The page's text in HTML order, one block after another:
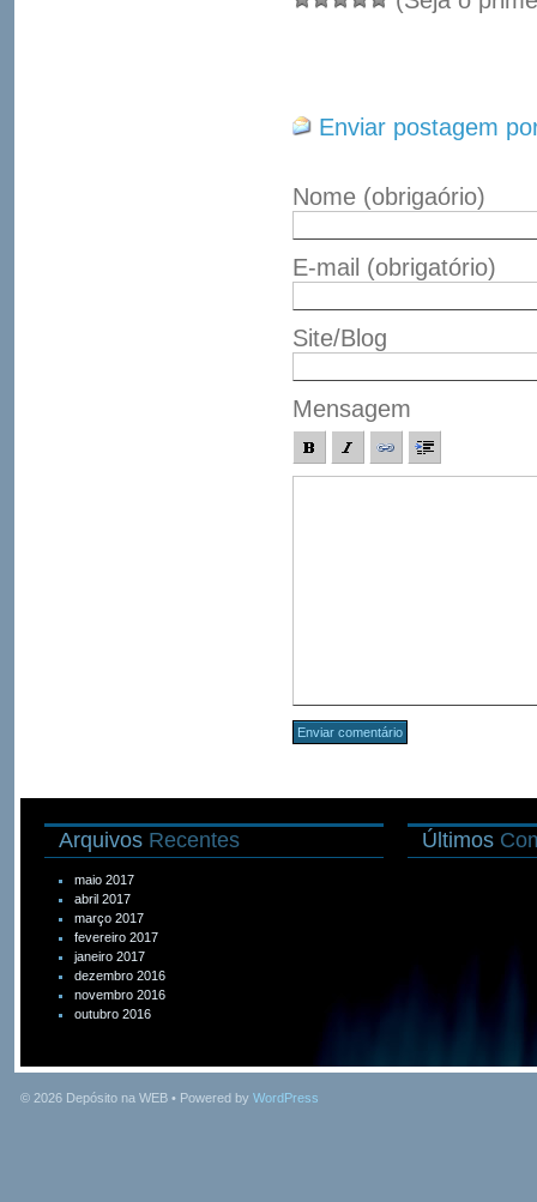
Enviar postagem
Nome (obrigaório)
E-mail (obrigatório)
Site/Blog
Mensagem
Arquivos Recentes
maio 2017
abril 2017
março 2017
fevereiro 2017
janeiro 2017
dezembro 2016
novembro 2016
outubro 2016
Últimos
© 2026 Depósito na WEB • Powered by WordPress